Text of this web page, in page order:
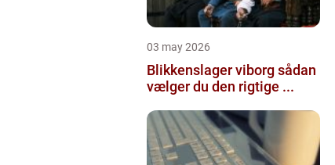
03 may 2026
Blikkenslager viborg sådan
vælger du den rigtige ...